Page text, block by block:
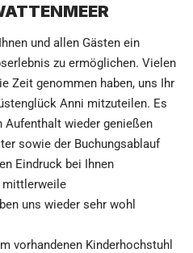
und allen Gästen ein
zu ermöglichen. Vielen
Zeit genommen haben, uns Ihr
Anni mitzuteilen. Es
Aufenthalt wieder genießen
sowie der Buchungsablauf
Eindruck bei Ihnen
mittlerweile
uns wieder sehr wohl
vorhandenen Kinderhochstuhl